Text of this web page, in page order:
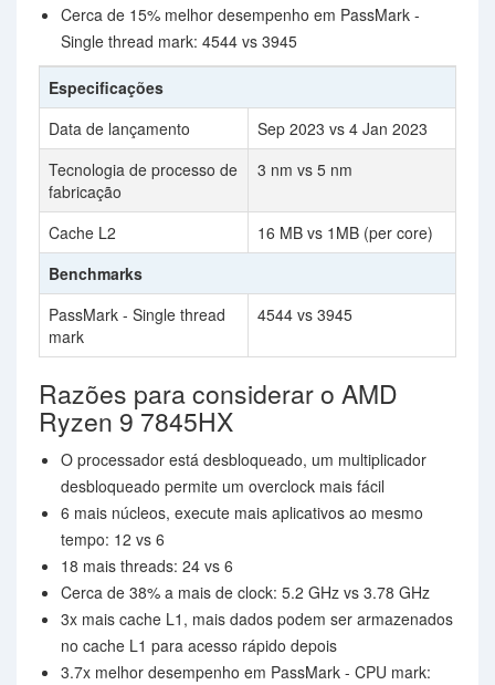
Cerca de 15% melhor desempenho em PassMark -
Single thread mark: 4544 vs 3945
Especificações
Data de lançamento
Sep 2023 vs 4 Jan 2023
Tecnologia de processo de
fabricação
3 nm vs 5 nm
Cache L2
16 MB vs 1MB (per core)
Benchmarks
PassMark - Single thread
mark
4544 vs 3945
Razões para considerar o AMD
Ryzen 9 7845HX
O processador está desbloqueado, um multiplicador
desbloqueado permite um overclock mais fácil
6 mais núcleos, execute mais aplicativos ao mesmo
tempo: 12 vs 6
18 mais threads: 24 vs 6
Cerca de 38% a mais de clock: 5.2 GHz vs 3.78 GHz
3x mais cache L1, mais dados podem ser armazenados
no cache L1 para acesso rápido depois
3.7x melhor desempenho em PassMark - CPU mark: